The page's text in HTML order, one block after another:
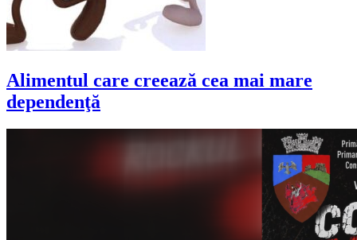
Alimentul care creează cea mai mare
dependenţă